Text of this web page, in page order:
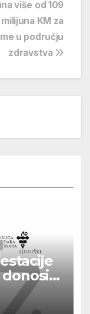
više od 109
milijuna KM za
u području
zdravstva
donosi
i